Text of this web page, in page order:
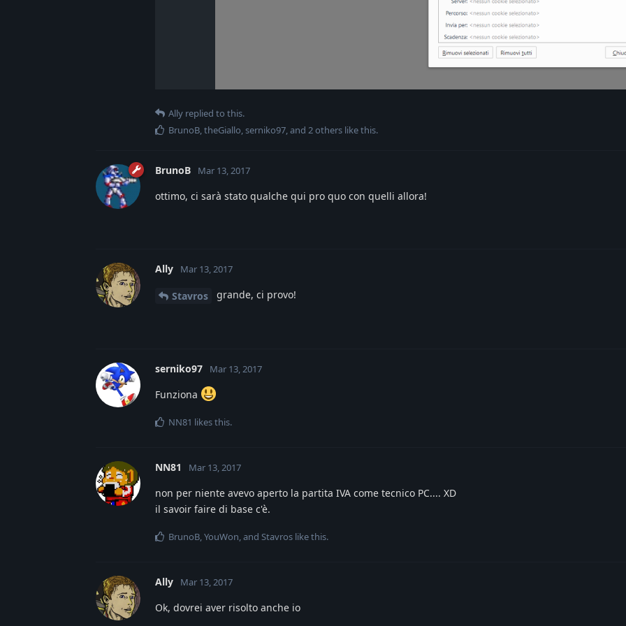
Ally replied to this.
BrunoB,theGiallo,serniko97, and 2others like this.
BrunoB Mar 13, 2017
ottimo, ci sarà stato qualche qui pro quo con quelli allora!
Ally Mar 13, 2017
Stavros grande, ci provo!
serniko97 Mar 13, 2017
Funziona
NN81 likes this.
NN81 Mar 13, 2017
non per niente avevo aperto la partita IVA come tecnico PC.... XD
il savoir faire di base c'è.
BrunoB,YouWon, and Stavros like this.
Ally Mar 13, 2017
Ok, dovrei aver risolto anche io